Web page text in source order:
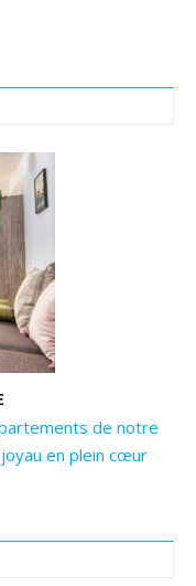
de notre
en plein cœur